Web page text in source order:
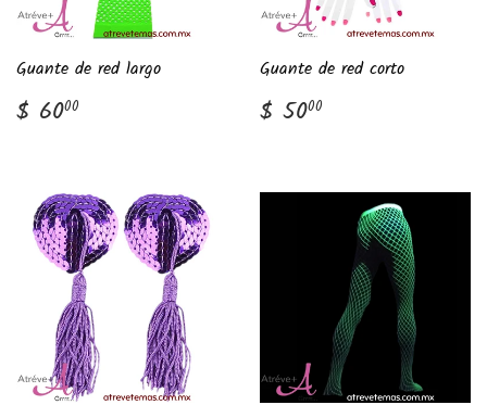
Guante de red largo
Precio
habitual
$ 6000
Guante de red corto
Precio
habitual
$ 5000